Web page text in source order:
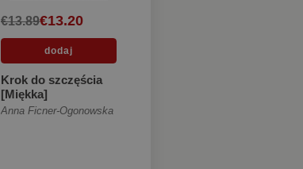
€13.20
€13.89
Krok do szczęścia
[Miękka]
Anna Ficner-Ogonowska